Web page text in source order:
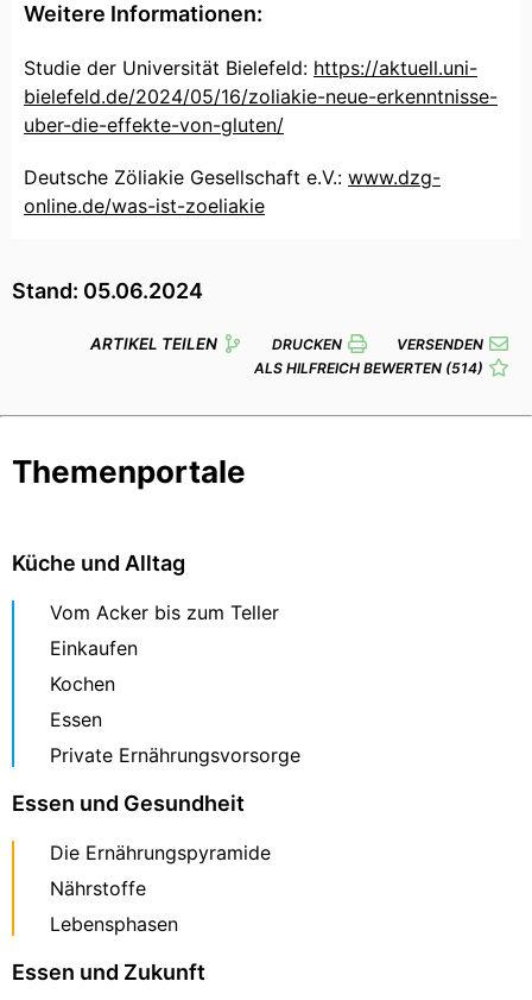
Weitere Informationen:
Studie der Universität Bielefeld: https://aktuell.uni-
bielefeld.de/2024/05/16/zoliakie-neue-erkenntnisse-
uber-die-effekte-von-gluten/
Deutsche Zöliakie Gesellschaft e.V.: www.dzg-
online.de/was-ist-zoeliakie
Stand: 05.06.2024
ARTIKEL TEILEN DRUCKEN
VERSENDEN
ALS HILFREICH BEWERTEN (514)
Themenportale
Küche und Alltag
Vom Acker bis zum Teller
Einkaufen
Kochen
Essen
Private Ernährungsvorsorge
Essen und Gesundheit
Die Ernährungspyramide
Nährstoffe
Lebensphasen
Essen und Zukunft